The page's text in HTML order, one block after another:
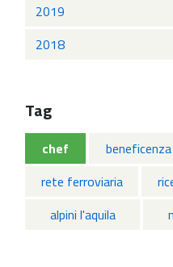
2019
2018
Tag
chef beneficenza
rete ferroviaria
alpini l'aquila